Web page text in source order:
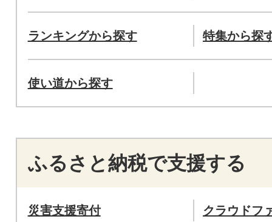
ランキングから探す 特集から探
使い道から探す
ふるさと納税で支援する
災害支援寄付 クラウドフ